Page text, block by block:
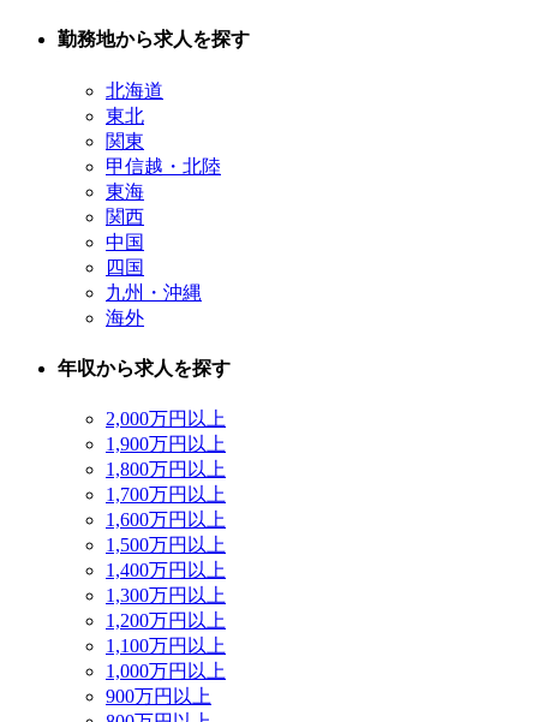
勤務地から求人を探す
北海道
東北
関東
甲信越・北陸
東海
関西
中国
四国
九州・沖縄
海外
年収から求人を探す
2,000万円以上
1,900万円以上
1,800万円以上
1,700万円以上
1,600万円以上
1,500万円以上
1,400万円以上
1,300万円以上
1,200万円以上
1,100万円以上
1,000万円以上
900万円以上